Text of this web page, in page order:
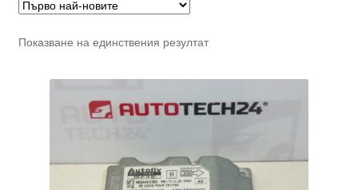
Показване на единствения резултат